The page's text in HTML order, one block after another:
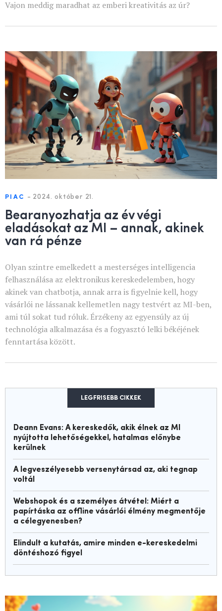
Vajon meddig maradhat az emberi kreativitás az úr?
PIAC - 2024. október 21.
Bearanyozhatja az év végi
eladásokat az MI – annak, akinek
van rá pénze
Olyan szintre emelkedett a mesterséges intelligencia
felhasználása az elektronikus kereskedelemben, hogy
akinek van chatbotja, annak arra is figyelnie kell, hogy
vásárlói ne lássanak kellemetlen nagy testvért az MI-ben,
ami túl sokat tud róluk. Érzékeny az egyensúly az új
technológia alkalmazása és a fogyasztó lelki békéjének
fenntartása között.
LEGFRISEBB CIKKEK
Deann Evans: A kereskedők, akik élnek az MI
nyújtotta lehetőségekkel, hatalmas előnybe
kerülnek
A legveszélyesebb versenytársad az, aki tegnap
voltál
Webshopok és a személyes átvétel: Miért a
papírtáska az offline vásárlói élmény megmentője
a célegyenesben?
Elindult a kutatás, amire minden e-kereskedelmi
döntéshozó figyel